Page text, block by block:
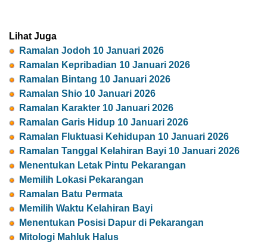
Lihat Juga
Ramalan Jodoh 10 Januari 2026
Ramalan Kepribadian 10 Januari 2026
Ramalan Bintang 10 Januari 2026
Ramalan Shio 10 Januari 2026
Ramalan Karakter 10 Januari 2026
Ramalan Garis Hidup 10 Januari 2026
Ramalan Fluktuasi Kehidupan 10 Januari 2026
Ramalan Tanggal Kelahiran Bayi 10 Januari 2026
Menentukan Letak Pintu Pekarangan
Memilih Lokasi Pekarangan
Ramalan Batu Permata
Memilih Waktu Kelahiran Bayi
Menentukan Posisi Dapur di Pekarangan
Mitologi Mahluk Halus